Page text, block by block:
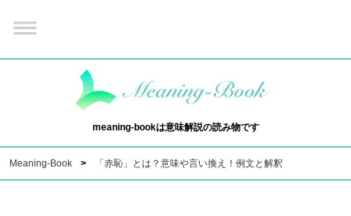
meaning-bookは意味解説の読み物です
Meaning-Book 「赤恥」とは？意味や言い換え！例文と解釈